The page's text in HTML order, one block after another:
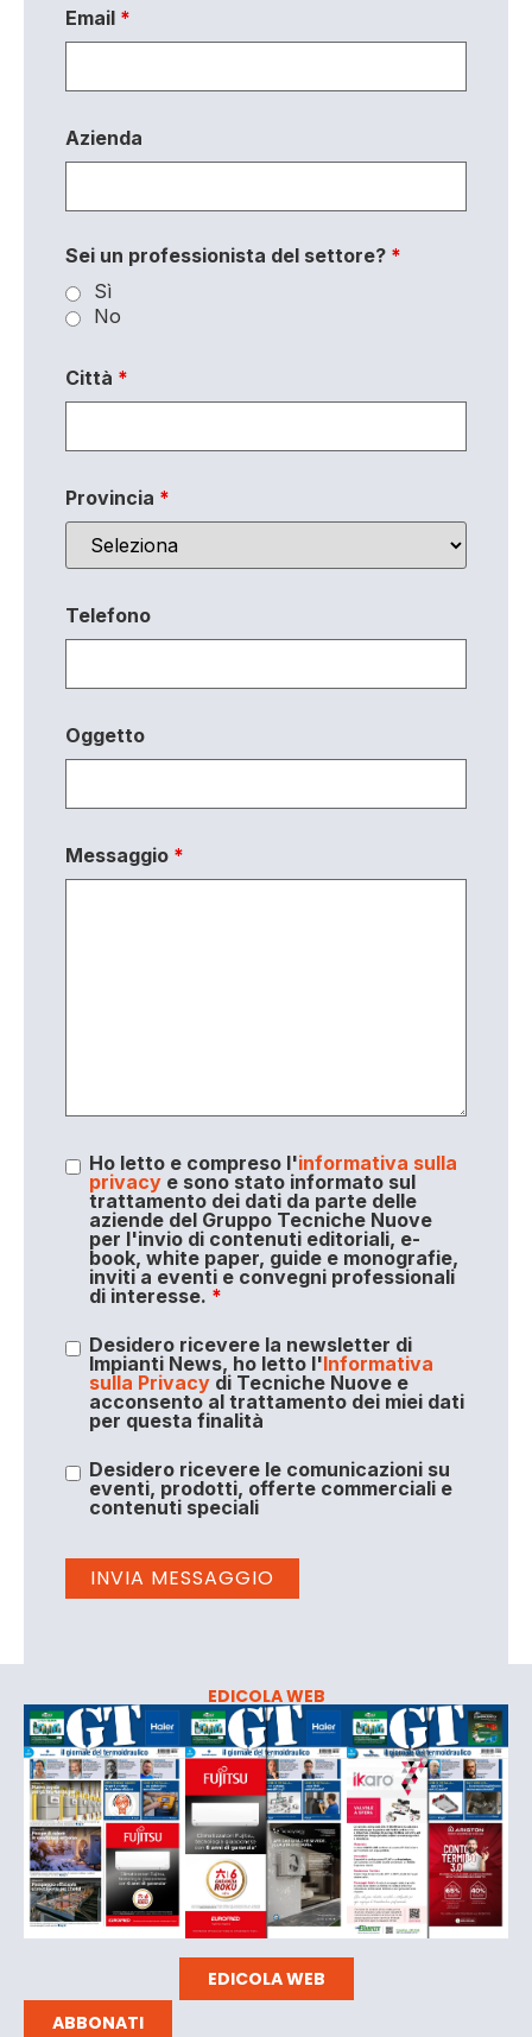
Email *
Azienda
Sei un professionista del settore? *
Sì
No
Città *
Provincia *
Telefono
Oggetto
Messaggio *
Ho letto e compreso l'informativa sulla
privacye sono stato informato sul
trattamento dei dati da parte delle
aziende del Gruppo Tecniche Nuove
per l'invio di contenuti editoriali, e-
book, white paper, guide e monografie,
inviti a eventi e convegni professionali
di interesse. *
Desidero ricevere la newsletter di
Impianti News, ho letto l'Informativa
sulla Privacydi Tecniche Nuove e
acconsento al trattamento dei miei dati
per questa finalità
Desidero ricevere le comunicazioni su
eventi, prodotti, offerte commerciali e
contenuti speciali
EDICOLA WEB
EDICOLA WEB
ABBONATI